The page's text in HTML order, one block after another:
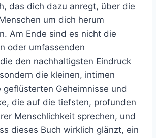
das dich dazu anregt, über die
um dich herum
Am Ende sind es nicht die
oder umfassenden
den nachhaltigsten Eindruck
die kleinen, intimen
geflüsterten Geheimnisse und
die auf die tiefsten, profunden
Menschlichkeit sprechen, und
dieses Buch wirklich glänzt, ein